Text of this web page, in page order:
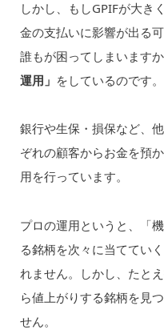
しかし、もしGPIFが大き
金の支払いに影響が出る
誰もが困ってしまいますか
運用」 をしているのです。
銀行や生保・損保など、
ぞれの顧客からお金を預
用を行っています。
プロの運用というと、「
る銘柄を次々に当ててい
れません。しかし、たと
ら値上がりする銘柄を見
せん。